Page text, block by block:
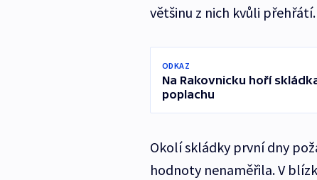
většinu z nich kvůli přehřátí.
ODKAZ
Na Rakovnicku hoří
poplachu
Okolí skládky první dny
hodnoty nenaměřila. V